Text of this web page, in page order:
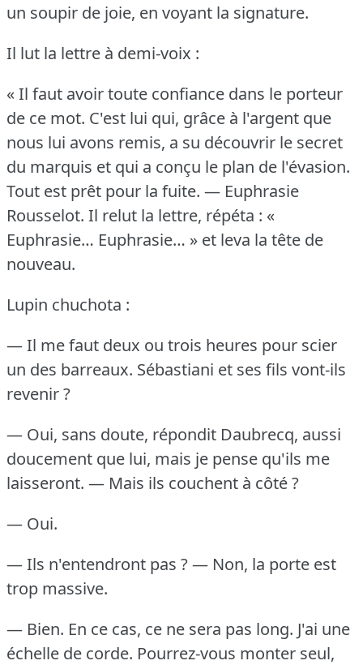
un soupir de joie, en voyant la signature.
Il lut la lettre à demi-voix :
« Il faut avoir toute confiance dans le porteur
de ce mot. C'est lui qui, grâce à l'argent que
nous lui avons remis, a su découvrir le secret
du marquis et qui a conçu le plan de l'évasion.
Tout est prêt pour la fuite. — Euphrasie
Rousselot. Il relut la lettre, répéta : «
Euphrasie… Euphrasie… » et leva la tête de
nouveau.
Lupin chuchota :
— Il me faut deux ou trois heures pour scier
un des barreaux. Sébastiani et ses fils vont-ils
revenir ?
— Oui, sans doute, répondit Daubrecq, aussi
doucement que lui, mais je pense qu'ils me
laisseront. — Mais ils couchent à côté ?
— Oui.
— Ils n'entendront pas ?— Non, la porte est
trop massive.
— Bien. En ce cas, ce ne sera pas long. J'ai une
échelle de corde. Pourrez-vous monter seul,